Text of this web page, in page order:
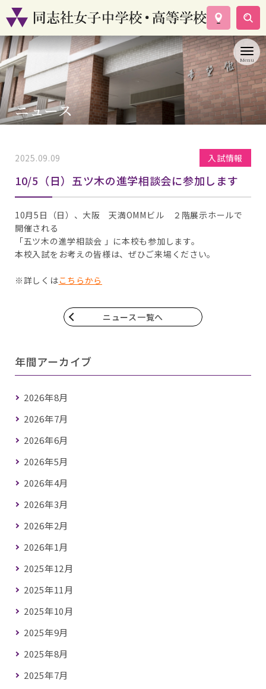
学校案内
コース紹介
学校生活
入試情報
資料請求
ニュース
2025.09.09 入試情報
10/5（日）五ツ木の進学相談会に参加します
10月5日（日）、大阪 天満OMMビル ２階展示ホールで
開催される
「五ツ木の進学相談会 」に本校も参加します。
本校入試をお考えの皆様は、ぜひご来場ください。
※詳しくはこちらから
ニュース一覧へ
年間アーカイブ
2026年8月
2026年7月
2026年6月
2026年5月
2026年4月
2026年3月
2026年2月
2026年1月
2025年12月
2025年11月
2025年10月
2025年9月
2025年8月
2025年7月